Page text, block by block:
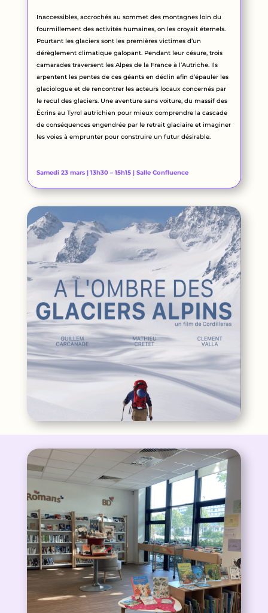
Inaccessibles, accrochés au sommet des montagnes loin du
fourmillement des activités humaines, on les croyait éternels.
Pourtant les glaciers sont les premières victimes d’un
dérèglement climatique galopant. Pendant leur césure, trois
camarades traversent les Alpes de la France à l’Autriche. Ils
arpentent les pentes de ces géants en déclin afin d’épauler les
glaciologue et de rencontrer les acteurs locaux concernés par
le recul des glaciers. Une aventure sans voiture, du massif des
Écrins au Tyrol autrichien pour mieux comprendre la cascade
de conséquences engendrée par le retrait glaciaire et imaginer
les voies à emprunter pour construire un futur désirable.
Samedi 23 mars | 13h30 – 15h15 | Salle Confluence